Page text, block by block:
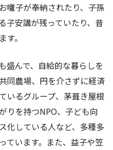
囃子が奉納されたり、子孫
子安講が残っていたり、昔
。
盛んで、自給的な暮らしを
同農場、円を介さずに経済
いるグループ、茅葺き屋根
りを持つNPO、子ども向
化している人など、多種多
ています。また、益子や笠